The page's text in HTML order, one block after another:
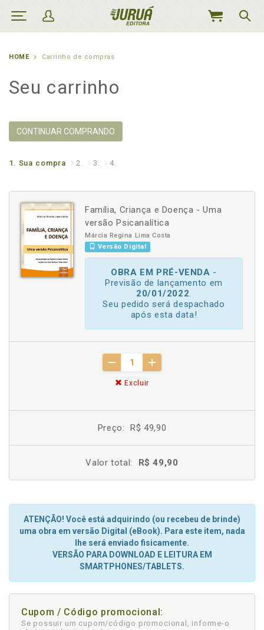
MEU
HOME Carrinho de compras
Seu carrinho
CONTINUAR COMPRANDO
1. Sua compra 2. 3. 4.
Família, Criança e Doença - Uma
versão Psicanalítica
Márcia Regina Lima Costa
Versão Digital
OBRA EM PRÉ-VENDA -
Previsão de lançamento em
20/01/2022.
Seu pedido será despachado
após esta data!
Excluir
Preço: R$ 49,90
Valor total: R$ 49,90
ATENÇÃO! Você está adquirindo (ou recebeu de brinde)
uma obra em versão Digital (eBook). Para este item, nada
lhe será enviado fisicamente.
VERSÃO PARA DOWNLOAD E LEITURA EM
SMARTPHONES/TABLETS.
Cupom / Código promocional:
Se possuir um cupom/código promocional, informe-o